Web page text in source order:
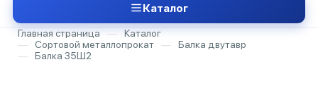
Каталог
Главная страница —
Каталог
—
Сортовой металлопрокат —
Балка двутавр
—
Балка 35Ш2